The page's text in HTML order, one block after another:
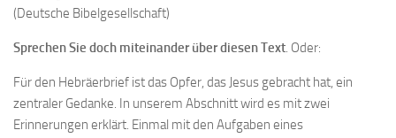
(Deutsche Bibelgesellschaft)
Sprechen Sie doch miteinander über diesen Text. Oder:
Für den Hebräerbrief ist das Opfer, das Jesus gebracht hat, ein
zentraler Gedanke. In unserem Abschnitt wird es mit zwei
Erinnerungen erklärt. Einmal mit den Aufgaben eines